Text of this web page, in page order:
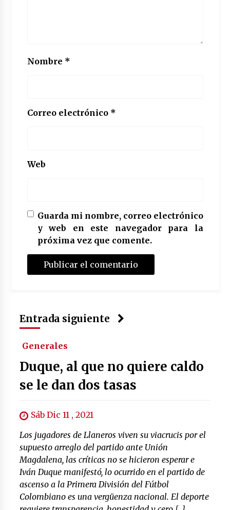
Nombre *
Correo electrónico *
Web
Guarda mi nombre, correo electrónico
y web en este navegador para la
próxima vez que comente.
Entrada siguiente
Generales
Duque, al que no quiere caldo
se le dan dos tasas
Sáb Dic 11 , 2021
Los jugadores de Llaneros viven su viacrucis por el
supuesto arreglo del partido ante Unión
Magdalena, las críticas no se hicieron esperar e
Iván Duque manifestó, lo ocurrido en el partido de
ascenso a la Primera División del Fútbol
Colombiano es una vergüenza nacional. El deporte